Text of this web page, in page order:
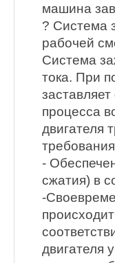
машина
? Система
рабочей
Система
тока. При
процесса
двигателя
-
сжатия) в
-
двигателя